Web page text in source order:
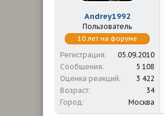
Andrey1992
Пользователь
10 лет на форуме
Регистрация
05.09.2010
Сообщения
5 108
Оценка реакций
3 422
Возраст
34
Город
Москва